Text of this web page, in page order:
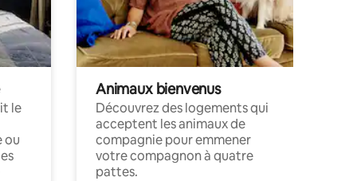
le
ou
Animaux bienvenus
Découvrez des logements qui
acceptent les animaux de
compagnie pour emmener
votre compagnon à quatre
pattes.